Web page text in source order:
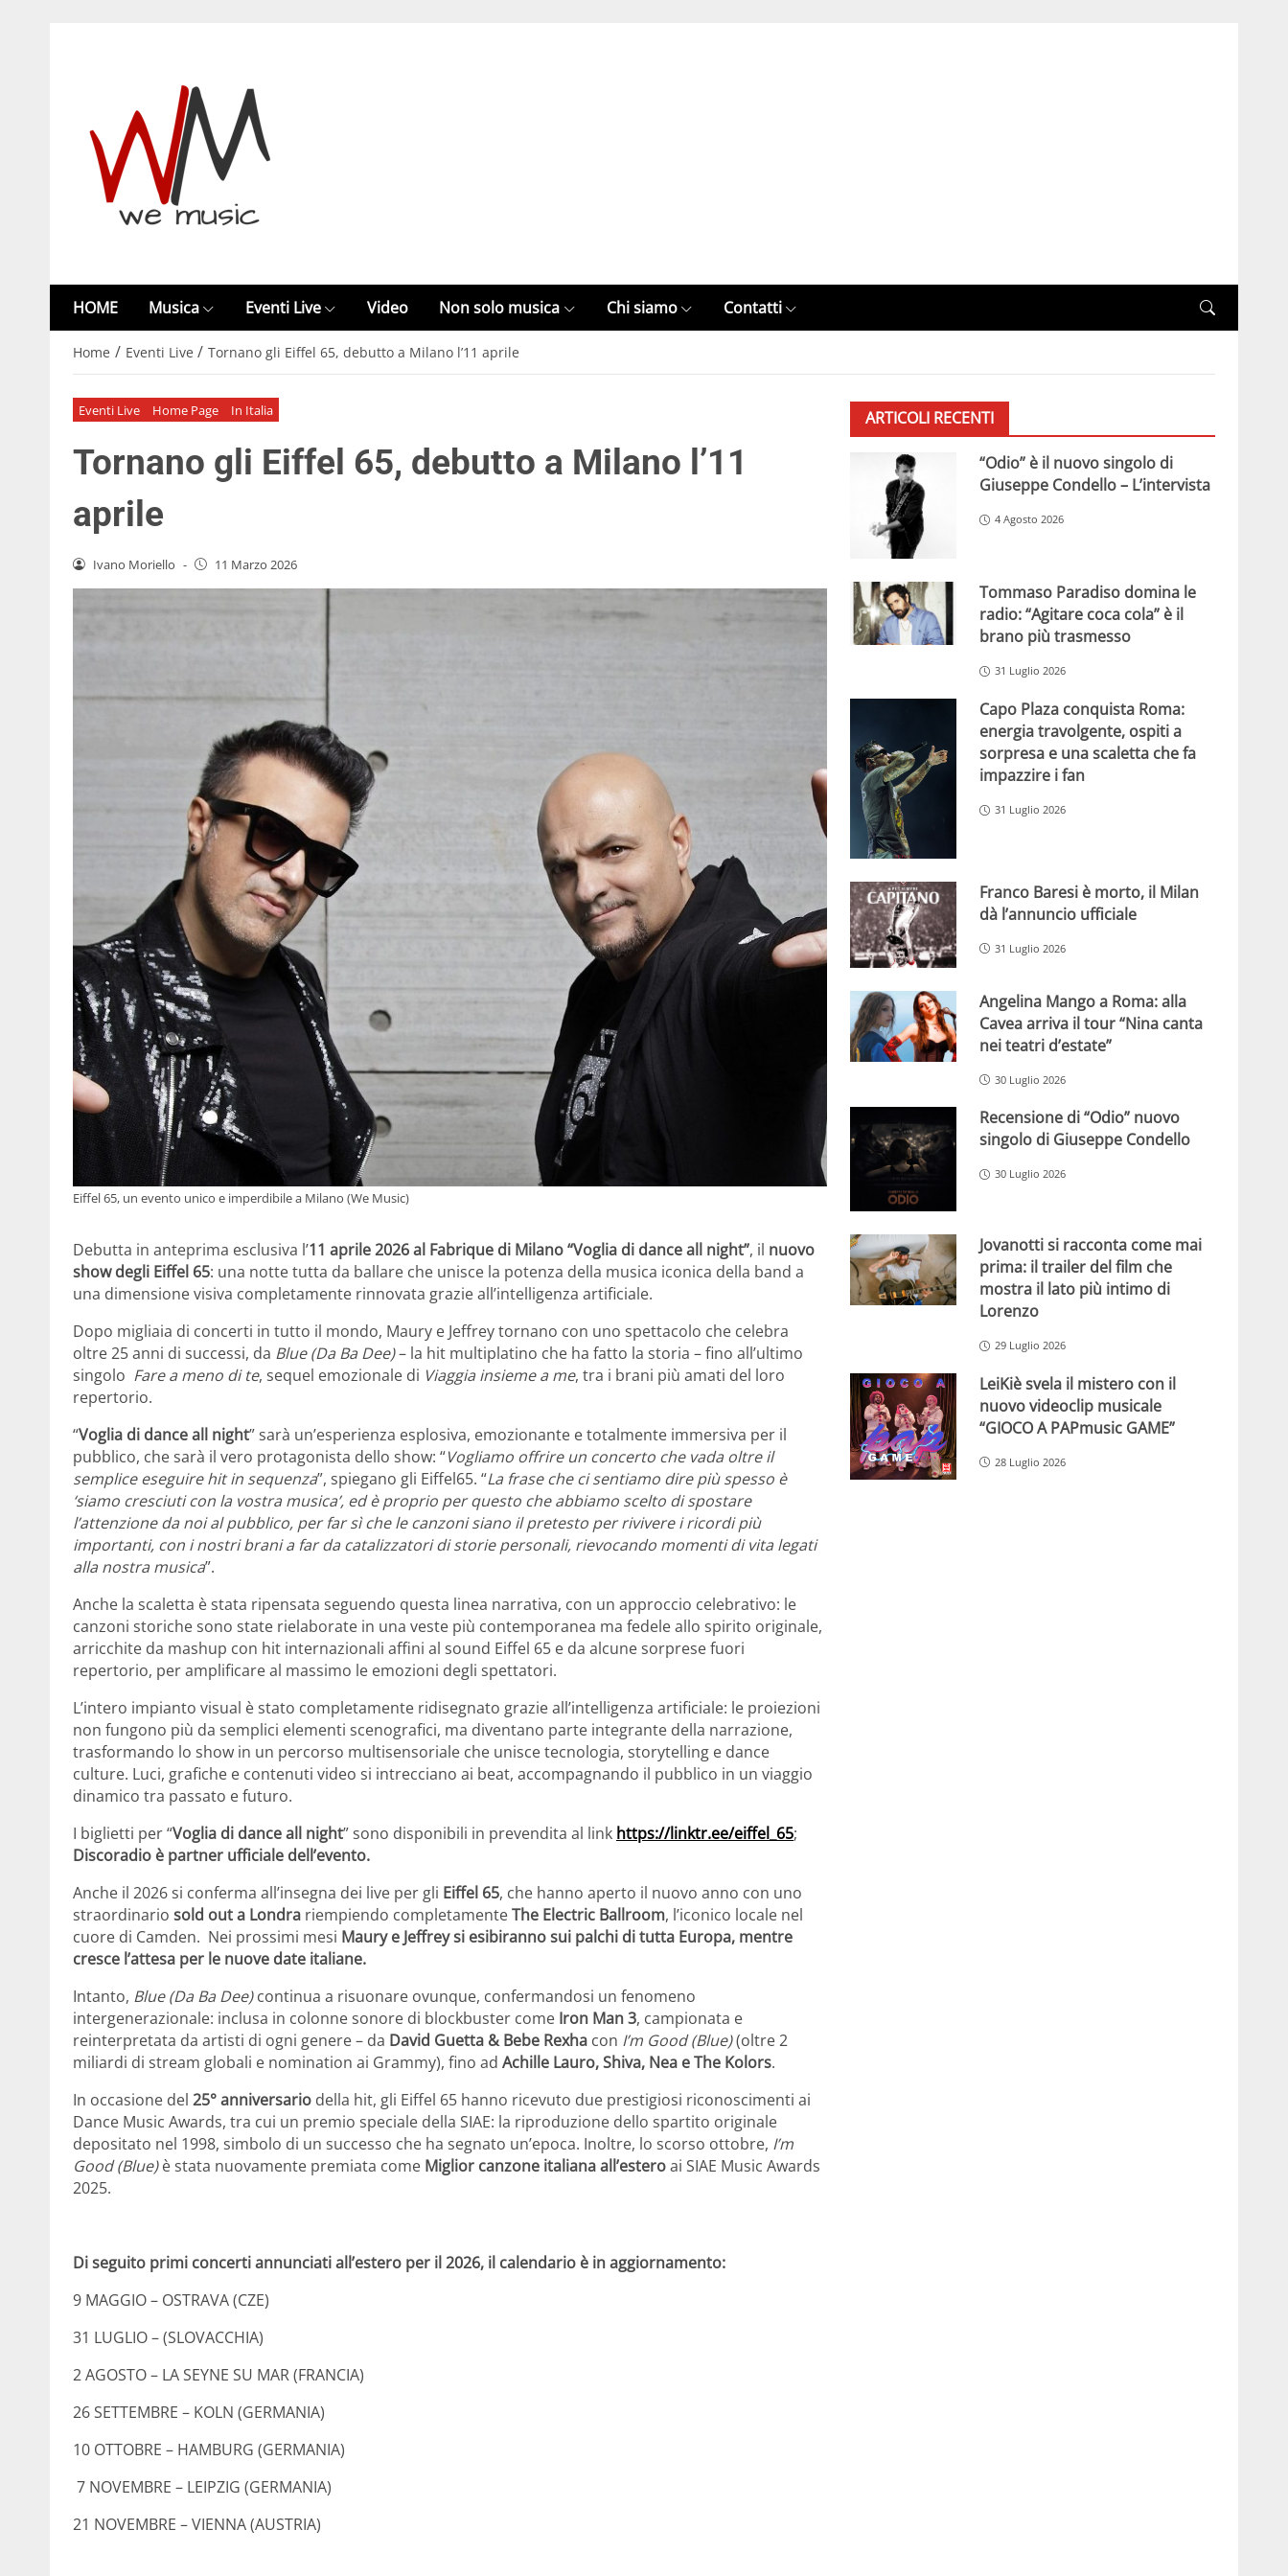
HOME Musica Eventi Live Video Non solo musica Chi siamo Contatti
Home / Eventi Live / Tornano gli Eiffel 65, debutto a Milano l’11 aprile
Eventi Live Home Page In Italia
Tornano gli Eiffel 65, debutto a Milano l’11
aprile
Ivano Moriello - 11 Marzo 2026
Eiffel 65, un evento unico e imperdibile a Milano (We Music)
Debutta in anteprima esclusiva l’11 aprile 2026 al Fabrique di Milano“Voglia di dance all night”, il nuovo
show degli Eiffel 65: una notte tutta da ballare che unisce la potenza della musica iconica della band a
una dimensione visiva completamente rinnovata grazie all’intelligenza artificiale.
Dopo migliaia di concerti in tutto il mondo, Maury e Jeffrey tornano con uno spettacolo che celebra
oltre 25 anni di successi, da Blue (Da Ba Dee)– la hit multiplatino che ha fatto la storia – fino all’ultimo
singolo Fare a meno di te, sequel emozionale di Viaggia insieme a me, tra i brani più amati del loro
repertorio.
“Voglia di dance all night” sarà un’esperienza esplosiva, emozionante e totalmente immersiva per il
pubblico, che sarà il vero protagonista dello show: “Vogliamo offrire un concerto che vada oltre il
semplice eseguire hit in sequenza”, spiegano gli Eiffel65. “La frase che ci sentiamo dire più spesso è
‘siamo cresciuti con la vostra musica’, ed è proprio per questo che abbiamo scelto di spostare
l’attenzione da noi al pubblico, per far sì che le canzoni siano il pretesto per rivivere i ricordi più
importanti, con i nostri brani a far da catalizzatori di storie personali, rievocando momenti di vita legati
alla nostra musica”.
Anche la scaletta è stata ripensata seguendo questa linea narrativa, con un approccio celebrativo: le
canzoni storiche sono state rielaborate in una veste più contemporanea ma fedele allo spirito originale,
arricchite da mashup con hit internazionali affini al sound Eiffel 65 e da alcune sorprese fuori
repertorio, per amplificare al massimo le emozioni degli spettatori.
L’intero impianto visual è stato completamente ridisegnato grazie all’intelligenza artificiale: le proiezioni
non fungono più da semplici elementi scenografici, ma diventano parte integrante della narrazione,
trasformando lo show in un percorso multisensoriale che unisce tecnologia, storytelling e dance
culture. Luci, grafiche e contenuti video si intrecciano ai beat, accompagnando il pubblico in un viaggio
dinamico tra passato e futuro.
I biglietti per “Voglia di dance all night” sono disponibili in prevendita al link https://linktr.ee/eiffel_65;
Discoradio è partner ufficiale dell’evento.
Anche il 2026 si conferma all’insegna dei live per gli Eiffel 65, che hanno aperto il nuovo anno con uno
straordinario sold out a Londra riempiendo completamenteThe Electric Ballroom, l’iconico locale nel
cuore di Camden. Nei prossimi mesi Maury e Jeffrey si esibiranno sui palchi di tutta Europa, mentre
cresce l’attesa per le nuove date italiane.
Intanto, Blue (Da Ba Dee)continua a risuonare ovunque, confermandosi un fenomeno
intergenerazionale: inclusa in colonne sonore di blockbuster come Iron Man 3, campionata e
reinterpretata da artisti di ogni genere – da David Guetta & Bebe Rexha con I’m Good (Blue)(oltre 2
miliardi di stream globali e nomination ai Grammy), fino ad Achille Lauro, Shiva, Nea e The Kolors.
In occasione del 25° anniversario della hit, gli Eiffel 65 hanno ricevuto due prestigiosi riconoscimenti ai
Dance Music Awards, tra cui un premio speciale della SIAE: la riproduzione dello spartito originale
depositato nel 1998, simbolo di un successo che ha segnato un’epoca. Inoltre, lo scorso ottobre, I’m
Good (Blue)è stata nuovamente premiata come Miglior canzone italiana all’esteroai SIAE Music Awards
2025.
Di seguito primi concerti annunciati all’estero per il 2026, il calendario è in aggiornamento:
9 MAGGIO – OSTRAVA (CZE)
31 LUGLIO – (SLOVACCHIA)
2 AGOSTO – LA SEYNE SU MAR (FRANCIA)
26 SETTEMBRE – KOLN (GERMANIA)
10 OTTOBRE – HAMBURG (GERMANIA)
7 NOVEMBRE – LEIPZIG (GERMANIA)
21 NOVEMBRE – VIENNA (AUSTRIA)
ARTICOLI RECENTI
“Odio” è il nuovo singolo di
Giuseppe Condello – L’intervista
4 Agosto 2026
Tommaso Paradiso domina le
radio: “Agitare coca cola” è il
brano più trasmesso
31 Luglio 2026
Capo Plaza conquista Roma:
energia travolgente, ospiti a
sorpresa e una scaletta che fa
impazzire i fan
31 Luglio 2026
Franco Baresi è morto, il Milan
dà l’annuncio ufficiale
31 Luglio 2026
Angelina Mango a Roma: alla
Cavea arriva il tour “Nina canta
nei teatri d’estate”
30 Luglio 2026
Recensione di “Odio” nuovo
singolo di Giuseppe Condello
30 Luglio 2026
Jovanotti si racconta come mai
prima: il trailer del film che
mostra il lato più intimo di
Lorenzo
29 Luglio 2026
LeiKiè svela il mistero con il
nuovo videoclip musicale
“GIOCO A PAPmusic GAME”
28 Luglio 2026